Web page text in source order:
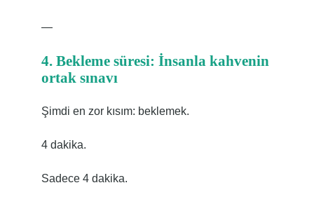
—
4. Bekleme süresi: İnsanla kahvenin
ortak sınavı
Şimdi en zor kısım: beklemek.
4 dakika.
Sadece 4 dakika.